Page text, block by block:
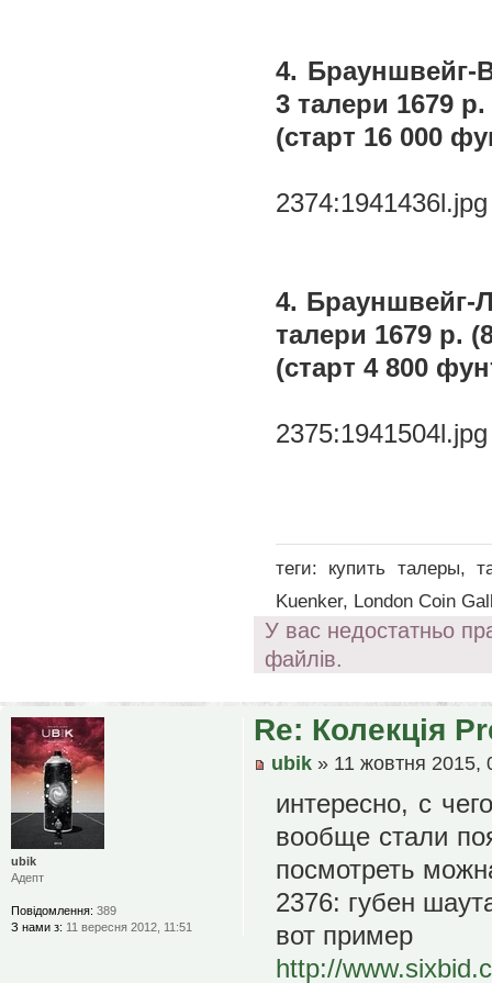
4. Брауншвейг-
3 талери 1679 р.
(старт 16 000
2374:1941436l.jpg
4. Брауншвейг-
талери 1679 р.
(старт 4 800
2375:1941504l.jpg
теги: купить талеры,
Kuenker, London Coin
У вас недостатньо
файлів.
Re: Колекція
ubik» 11 жовтня 2015,
интересно, с
вообще стали
посмотреть
2376: губен
вот пример
http://
ubik
Адепт
Повідомлення: 389
З нами з: 11 вересня 2012, 11:51